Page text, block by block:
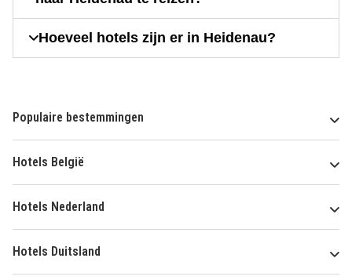
Hoeveel hotels zijn er in Heidenau?
Populaire bestemmingen
Hotels België
Hotels Nederland
Hotels Duitsland